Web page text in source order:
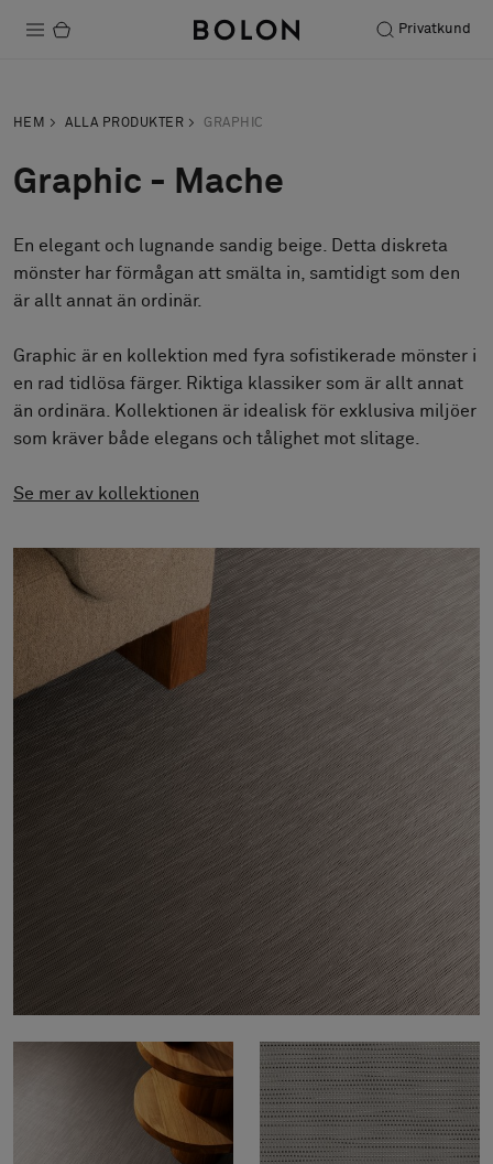
Privatkund
Hållbarhet
Installation
Underhåll
Designsamarbeten
Om oss
Pattern Tile Tool
Image & Material Bank
Välj land
HEM ALLA PRODUKTER GRAPHIC
Graphic - Mache
En elegant och lugnande sandig beige. Detta diskreta
mönster har förmågan att smälta in, samtidigt som den
är allt annat än ordinär.
Graphic är en kollektion med fyra sofistikerade mönster i
en rad tidlösa färger. Riktiga klassiker som är allt annat
än ordinära. Kollektionen är idealisk för exklusiva miljöer
som kräver både elegans och tålighet mot slitage.
Se mer av kollektionen